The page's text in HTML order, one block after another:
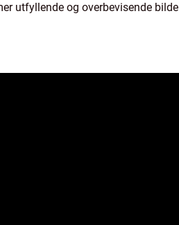
utfyllende og overbevisende